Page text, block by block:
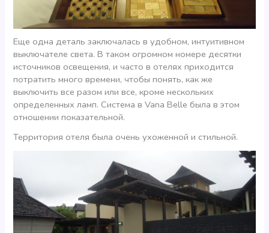
Еще одна деталь заключалась в удобном, интуитивном
выключателе света. В таком огромном номере десятки
источников освещения, и часто в отелях приходится
потратить много времени, чтобы понять, как же
выключить все разом или все, кроме нескольких
определенных ламп. Система в Vana Belle была в этом
отношении показательной.
Территория отеля была очень ухоженной и стильной.